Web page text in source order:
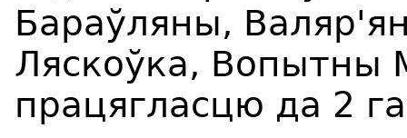
Бараўляны,
Ляскоўка, Вопытны
працягласцю да 2